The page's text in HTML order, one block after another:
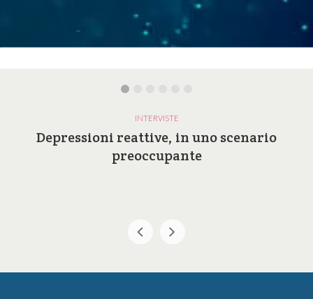
INTERVISTE
Depressioni reattive, in uno scenario
preoccupante